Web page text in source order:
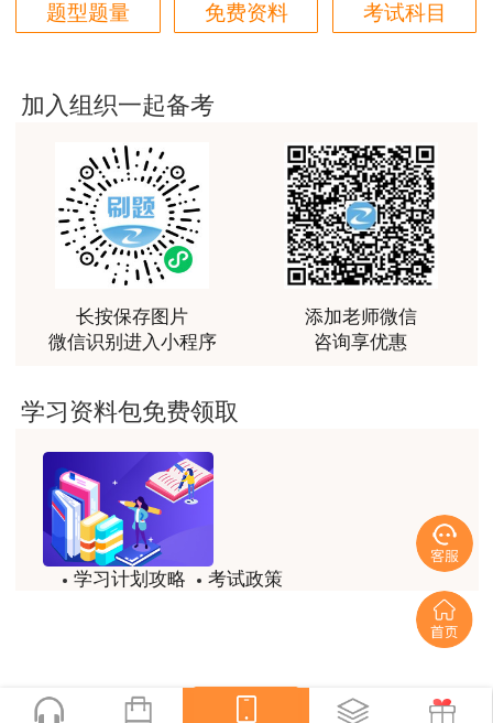
平台历史购买的课程，老师讲的多非常好
老师讲的很细致很认真，课件准备充分也非常有耐
用户m0****88
最棒的预习课
用户m2****66
越听越觉得好
用户m2****66
非常非常非常非常棒！！!！
用户m2****66
非常非常非常非常棒！！!！
土建计量这门课我听了门金瑞和孙琦两位老师的课
试，非常感谢两位老师的课程。
题型题量 免费资料 考试科目
加入组织一起备考
长按保存图片
微信识别进入小程序
添加老师微信
咨询享优惠
学习资料包免费领取
学习计划攻略
考试政策